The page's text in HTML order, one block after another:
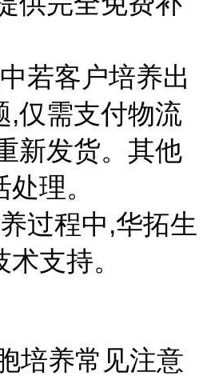
若客户培养出
,仅需支付物流
新发货。其他
理。
过程中,华拓生
支持。
培养常见注意